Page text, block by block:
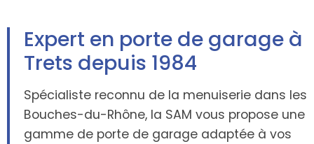
Expert en porte de garage à
Trets depuis 1984
Spécialiste reconnu de la menuiserie dans les
Bouches-du-Rhône, la SAM vous propose une
gamme de porte de garage adaptée à vos